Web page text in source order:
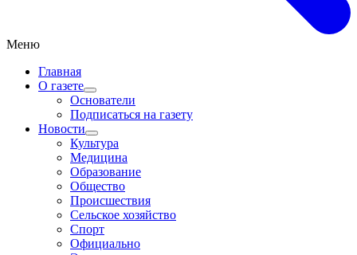
Меню
Главная
О газете
Основатели
Подписаться на газету
Новости
Культура
Медицина
Образование
Общество
Происшествия
Сельское хозяйство
Спорт
Официально